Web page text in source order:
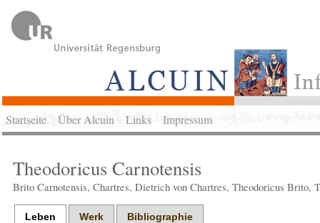
Startseite Über Alcuin Links Impressum
Theodoricus Carnotensis
Brito Carnotensis, Chartres, Dietrich von Chartres, Theodoricus Brito,
Leben Werk Bibliographie